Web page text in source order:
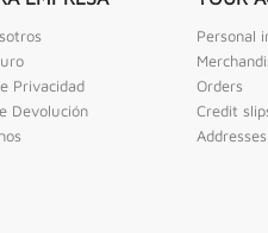
Privacidad
Devolución
Personal
Orders
Credit
Addresses